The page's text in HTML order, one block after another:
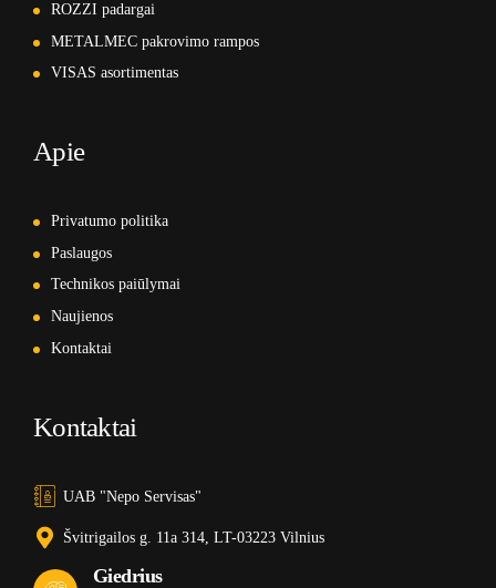
ROZZI padargai
METALMEC pakrovimo rampos
VISAS asortimentas
Apie
Privatumo politika
Paslaugos
Technikos paiūlymai
Naujienos
Kontaktai
Kontaktai
UAB "Nepo Servisas"
Švitrigailos g. 11a 314, LT-03223 Vilnius
Giedrius